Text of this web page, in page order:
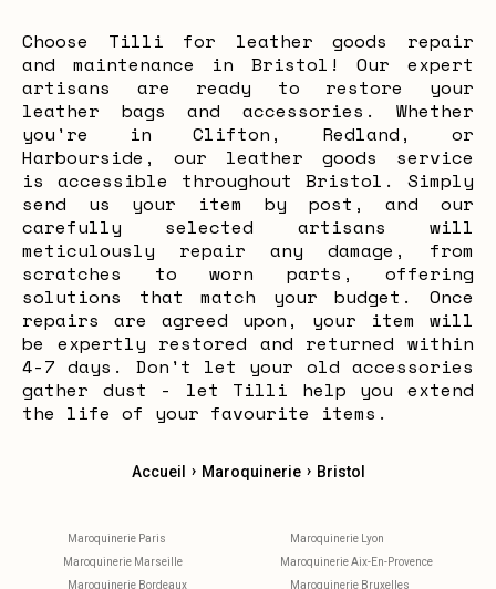
Choose Tilli for leather goods repair
and maintenance in Bristol! Our expert
artisans are ready to restore your
leather bags and accessories. Whether
you're in Clifton, Redland, or
Harbourside, our leather goods service
is accessible throughout Bristol. Simply
send us your item by post, and our
carefully selected artisans will
meticulously repair any damage, from
scratches to worn parts, offering
solutions that match your budget. Once
repairs are agreed upon, your item will
be expertly restored and returned within
4-7 days. Don't let your old accessories
gather dust - let Tilli help you extend
the life of your favourite items.
Accueil › Maroquinerie › Bristol
Maroquinerie Paris
Maroquinerie Lyon
Maroquinerie Marseille
Maroquinerie Aix-En-Provence
Maroquinerie Bordeaux
Maroquinerie Bruxelles